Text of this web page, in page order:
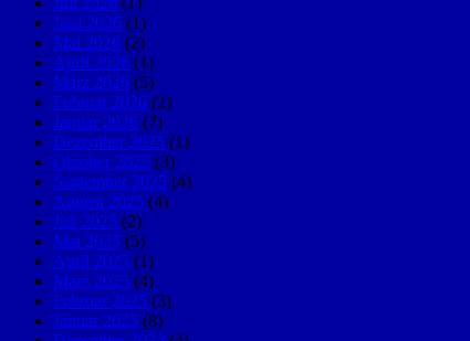
Juni 2026 (1)
Mai 2026 (2)
April 2026 (1)
März 2026 (5)
Februar 2026 (2)
Januar 2026 (7)
Dezember 2025 (1)
Oktober 2025 (3)
September 2025 (4)
August 2025 (4)
Juli 2025 (2)
Mai 2025 (5)
April 2025 (1)
März 2025 (4)
Februar 2025 (3)
Januar 2025 (8)